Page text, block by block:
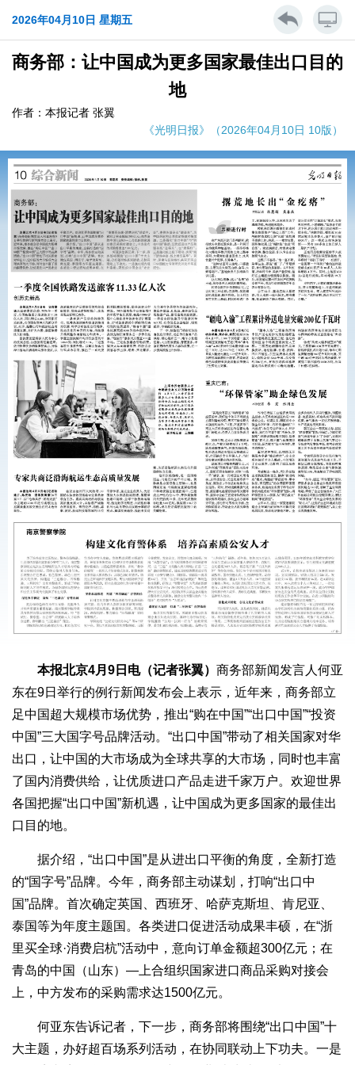
2026年04月10日 星期五
商务部：让中国成为更多国家最佳出口目的
地
作者：本报记者 张翼
《光明日报》（2026年04月10日 10版）
本报北京4月9日电（记者张翼） 商务部新闻发言人何亚
东在9日举行的例行新闻发布会上表示，近年来，商务部立
足中国超大规模市场优势，推出“购在中国”“出口中国”“投资
中国”三大国字号品牌活动。“出口中国”带动了相关国家对华
出口，让中国的大市场成为全球共享的大市场，同时也丰富
了国内消费供给，让优质进口产品走进千家万户。欢迎世界
各国把握“出口中国”新机遇，让中国成为更多国家的最佳出
口目的地。
据介绍，“出口中国”是从进出口平衡的角度，全新打造
的“国字号”品牌。今年，商务部主动谋划，打响“出口中
国”品牌。首次确定英国、西班牙、哈萨克斯坦、肯尼亚、
泰国等为年度主题国。各类进口促进活动成果丰硕，在“浙
里买全球·消费启杭”活动中，意向订单金额超300亿元；在
青岛的中国（山东）—上合组织国家进口商品采购对接会
上，中方发布的采购需求达1500亿元。
何亚东告诉记者，下一步，商务部将围绕“出口中国”十
大主题，办好超百场系列活动，在协同联动上下功夫。一是